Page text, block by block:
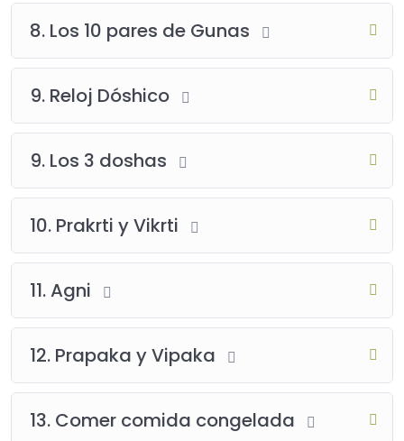
8. Los 10 pares de Gunas
9. Reloj Dóshico
9. Los 3 doshas
10. Prakrti y Vikrti
11. Agni
12. Prapaka y Vipaka
13. Comer comida congelada